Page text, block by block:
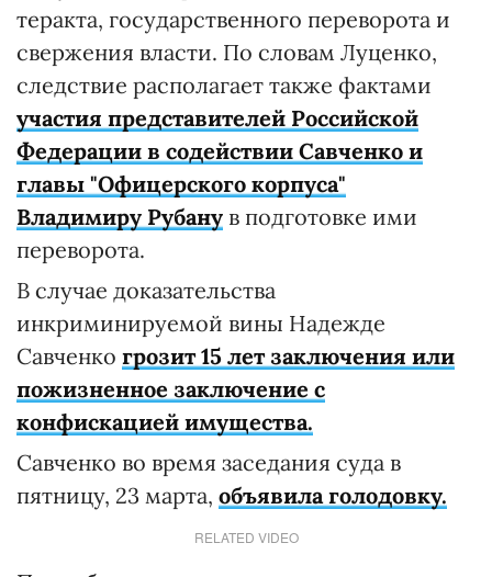
теракта, государственного переворота и
свержения власти. По словам Луценко,
следствие располагает также фактами
участия представителей Российской
Федерации в содействии Савченко и
главы "Офицерского корпуса"
Владимиру Рубану в подготовке ими
переворота.
В случае доказательства
инкриминируемой вины Надежде
Савченко грозит 15 лет заключения или
пожизненное заключение с
конфискацией имущества.
Савченко во время заседания суда в
пятницу, 23 марта, объявила голодовку.
RELATED VIDEO